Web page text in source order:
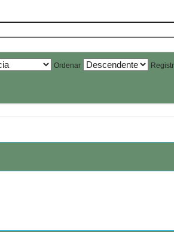
Ordenar